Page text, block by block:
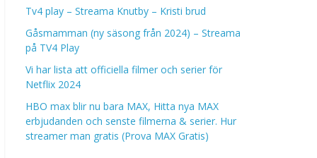
Tv4 play – Streama Knutby – Kristi brud
Gåsmamman (ny säsong från 2024) – Streama
på TV4 Play
Vi har lista att officiella filmer och serier för
Netflix 2024
HBO max blir nu bara MAX, Hitta nya MAX
erbjudanden och senste filmerna & serier. Hur
streamer man gratis (Prova MAX Gratis)